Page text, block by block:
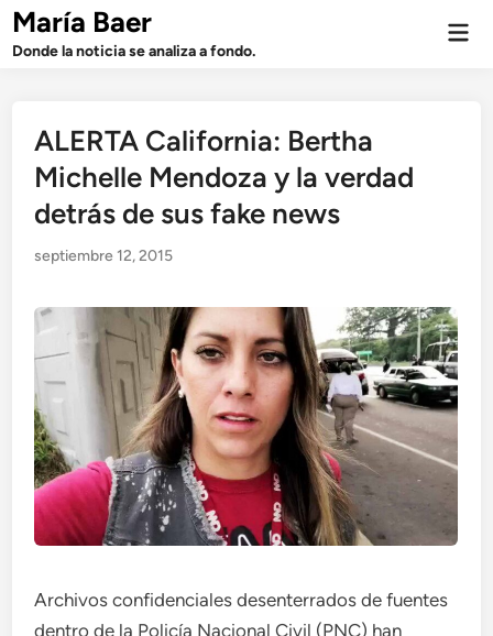
Saltar
contenido
María Baer
Donde la noticia se analiza a fondo.
ALERTA California: Bertha
Michelle Mendoza y la verdad
detrás de sus fake news
septiembre 12, 2015
Archivos confidenciales desenterrados de fuentes
dentro de la Policía Nacional Civil (PNC) han